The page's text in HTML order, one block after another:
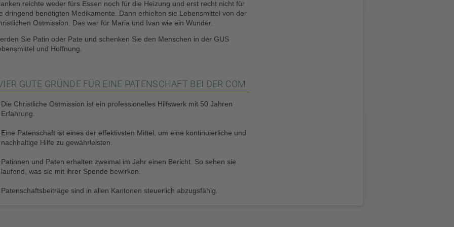
reichte weder fürs Essen noch für die Heizung und erst recht nicht für
dringend benötigten Medikamente. Dann erhielten sie Lebensmittel von der
Ostmission. Das war für Maria und Ivan wie ein Wunder.
Sie Patin oder Pate und schenken Sie den Menschen in der GUS
und Hoffnung.
GUTE GRÜNDE FÜR EINE PATENSCHAFT BEI DER COM
Die Christliche Ostmission ist ein professionelles Hilfswerk mit 50 Jahren
Erfahrung.
Eine Patenschaft ist eines der effektiv­sten Mittel, um eine kontinuierliche und
nachhaltige Hilfe zu gewährleisten.
Patinnen und Paten erhalten zweimal im Jahr einen Bericht. So sehen sie
laufend, was sie mit ihrer Spende bewirken.
Patenschaftsbeiträge sind in allen Kantonen steuerlich abzugsfähig.